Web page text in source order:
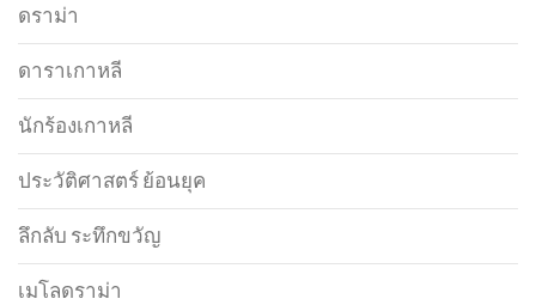
ดราม่า
ดาราเกาหลี
นักร้องเกาหลี
ประวัติศาสตร์ ย้อนยุค
ลึกลับ ระทึกขวัญ
เมโลดราม่า